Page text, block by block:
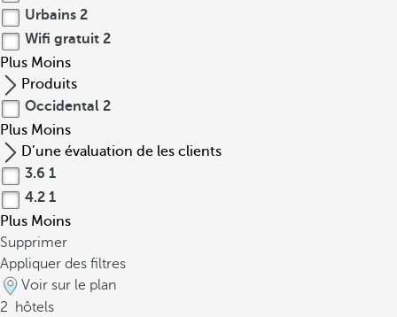
Urbains 2
Wifi gratuit 2
Plus Moins
Produits
Occidental 2
Plus Moins
D’une évaluation de les clients
3.6 1
4.2 1
Plus Moins
Supprimer
Appliquer des filtres
Voir sur le plan
2
hôtels